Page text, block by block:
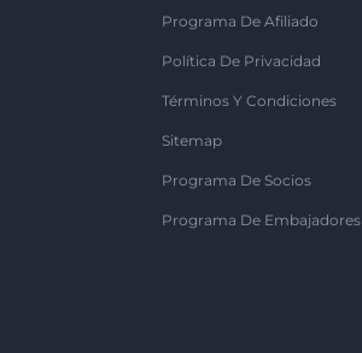
Programa De Afiliado
Política De Privacidad
Términos Y Condiciones
Sitemap
Programa De Socios
Programa De Embajadores